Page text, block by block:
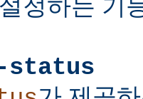
정하는 기